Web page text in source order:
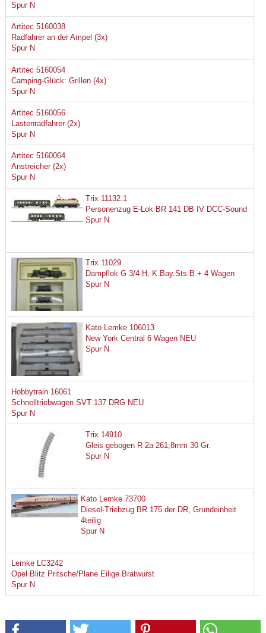
Spur N
Artitec 5160038
Radfahrer an der Ampel (3x)
Spur N
Artitec 5160054
Camping-Glück: Grillen (4x)
Spur N
Artitec 5160056
Lastenradfahrer (2x)
Spur N
Artitec 5160064
Anstreicher (2x)
Spur N
Trix 11132.1
Personenzug E-Lok BR 141 DB IV DCC-Sound
Spur N
Trix 11029
Dampflok G 3/4 H, K.Bay.Sts.B + 4 Wagen
Spur N
Kato Lemke 106013
New York Central 6 Wagen NEU
Spur N
Hobbytrain 16061
Schnelltriebwagen SVT 137 DRG NEU
Spur N
Trix 14910
Gleis gebogen R 2a 261,8mm 30 Gr.
Spur N
Kato Lemke 73700
Diesel-Triebzug BR 175 der DR, Grundeinheit
4teilig
Spur N
Lemke LC3242
Opel Blitz Pritsche/Plane Eilige Bratwurst
Spur N